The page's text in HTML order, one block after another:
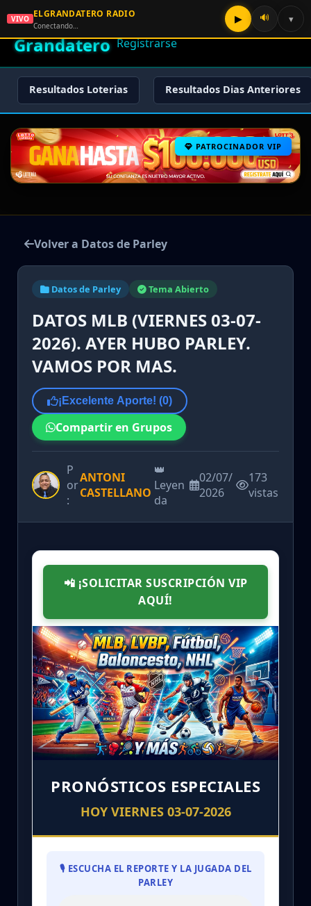
🌟 El
Grandatero
🔑 Iniciar Sesión
📝
Registrarse
Resultados Loterias Resultados Dias Anteriores
PATROCINADOR VIP
Volver a Datos de Parley
Datos de Parley Tema Abierto
DATOS MLB (VIERNES 03-07-
2026). AYER HUBO PARLEY.
VAMOS POR MAS.
¡Excelente Aporte! (0)
Compartir en Grupos
P
or
:
ANTONI
CASTELLANO
👑
Leyen
da
02/07/
2026
173
vistas
📲 ¡SOLICITAR SUSCRIPCIÓN VIP
AQUÍ!
PRONÓSTICOS ESPECIALES
HOY VIERNES 03-07-2026
🎙️ ESCUCHA EL REPORTE Y LA JUGADA DEL
PARLEY
VIVO ELGRANDATERO RADIO
Conectando…
▶ 🔊 ▾